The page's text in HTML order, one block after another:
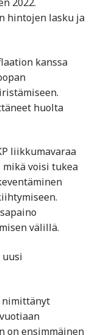
hintojen lasku ja
kanssa
huolta
liikkumavaraa
voisi tukea
välillä.
on ensimmäinen